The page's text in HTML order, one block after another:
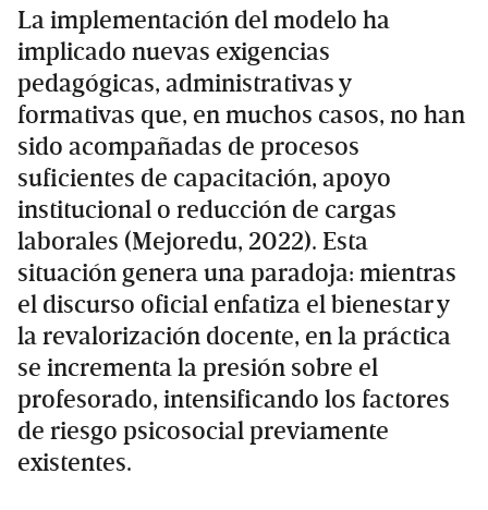
La implementación del modelo ha
implicado nuevas exigencias
pedagógicas, administrativas y
formativas que, en muchos casos, no han
sido acompañadas de procesos
suficientes de capacitación, apoyo
institucional o reducción de cargas
laborales (Mejoredu, 2022). Esta
situación genera una paradoja: mientras
el discurso oficial enfatiza el bienestar y
la revalorización docente, en la práctica
se incrementa la presión sobre el
profesorado, intensificando los factores
de riesgo psicosocial previamente
existentes.